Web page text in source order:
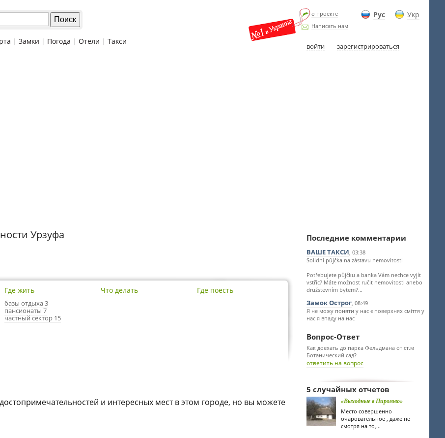
Рус Укр
о проекте
Написать нам
войти зарегистрироваться
| Замки | Погода | Отели | Такси
Урзуфа
Где жить
базы отдыха 3
пансионаты 7
частный сектор 15
Что делать Где поесть
и интересных мест в этом городе, но вы можете
Последние комментарии
ВАШЕ ТАКСИ, 03:38
Solidní půjčka na zástavu nemovitosti
Potřebujete půjčku a banka Vám nechce vyjít
vstříc? Máte možnost ručit nemovitosti anebo
družstevním bytem?...
Замок Острог, 08:49
Я не можу поняти у нас є поверхнях сміття у
нас я впаду на нас
Вопрос-Ответ
Как доехать до парка Фельдмана от ст.м
Ботанический сад?
ответить на вопрос
5 случайных отчетов
«Выходные в Пирогово»
Место совершенно
очаровательное , даже не
смотря на то,...